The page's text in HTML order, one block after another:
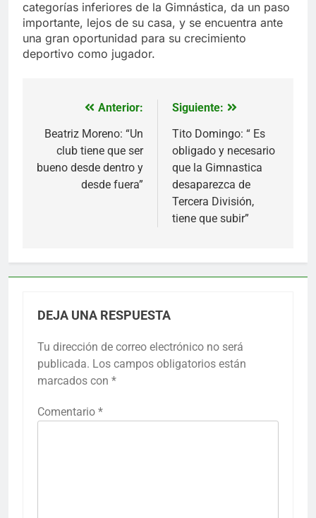
categorías inferiores de la Gimnástica, da un paso
importante, lejos de su casa, y se encuentra ante
una gran oportunidad para su crecimiento
deportivo como jugador.
Navegación
de
entradas
Anterior:
Beatriz Moreno: “Un
club tiene que ser
bueno desde dentro y
desde fuera”
Siguiente:
Tito Domingo: “ Es
obligado y necesario
que la Gimnastica
desaparezca de
Tercera División,
tiene que subir”
DEJA UNA RESPUESTA
Tu dirección de correo electrónico no será
publicada. Los campos obligatorios están
marcados con *
Comentario *